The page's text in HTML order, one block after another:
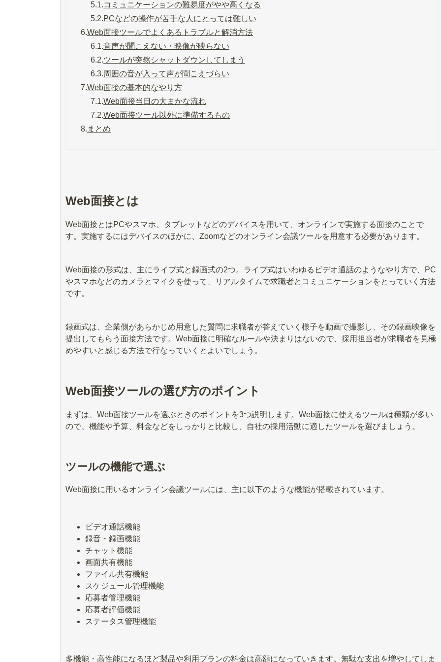
5.1.コミュニケーションの難易度がやや高くなる
5.2.PCなどの操作が苦手な人にとっては難しい
6.Web面接ツールでよくあるトラブルと解消方法
6.1.音声が聞こえない・映像が映らない
6.2.ツールが突然シャットダウンしてしまう
6.3.周囲の音が入って声が聞こえづらい
7.Web面接の基本的なやり方
7.1.Web面接当日の大まかな流れ
7.2.Web面接ツール以外に準備するもの
8. まとめ
Web面接とは
Web面接とはPCやスマホ、タブレットなどのデバイスを用いて、オンラインで実施する面接のことで
す。実施するにはデバイスのほかに、Zoomなどのオンライン会議ツールを用意する必要があります。
Web面接の形式は、主にライブ式と録画式の2つ。ライブ式はいわゆるビデオ通話のようなやり方で、PC
やスマホなどのカメラとマイクを使って、リアルタイムで求職者とコミュニケーションをとっていく方法
です。
録画式は、企業側があらかじめ用意した質問に求職者が答えていく様子を動画で撮影し、その録画映像を
提出してもらう面接方法です。Web面接に明確なルールや決まりはないので、採用担当者が求職者を見極
めやすいと感じる方法で行なっていくとよいでしょう。
Web面接ツールの選び方のポイント
まずは、Web面接ツールを選ぶときのポイントを3つ説明します。Web面接に使えるツールは種類が多い
ので、機能や予算、料金などをしっかりと比較し、自社の採用活動に適したツールを選びましょう。
ツールの機能で選ぶ
Web面接に用いるオンライン会議ツールには、主に以下のような機能が搭載されています。
ビデオ通話機能
録音・録画機能
チャット機能
画面共有機能
ファイル共有機能
スケジュール管理機能
応募者管理機能
応募者評価機能
ステータス管理機能
多機能・高性能になるほど製品や利用プランの料金は高額になっていきます。無駄な支出を増やしてしま